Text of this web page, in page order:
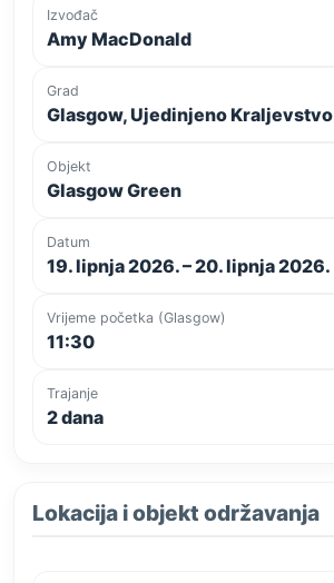
Izvođač
Amy MacDonald
Grad
Glasgow, Ujedinjeno Kraljevstvo
Objekt
Glasgow Green
Datum
19. lipnja 2026. – 20. lipnja 2026.
Vrijeme početka (Glasgow)
11:30
Trajanje
2 dana
Lokacija i objekt održavanja